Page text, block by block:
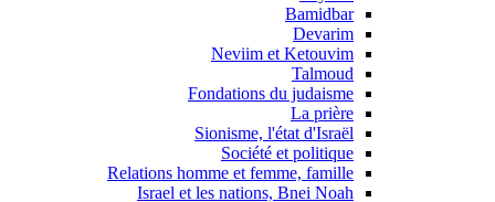
Bamidbar
Devarim
Neviim et Ketouvim
Talmoud
Fondations du judaisme
La prière
Sionisme, l'état d'Israël
Société et politique
Relations homme et femme, famille
Israel et les nations, Bnei Noah